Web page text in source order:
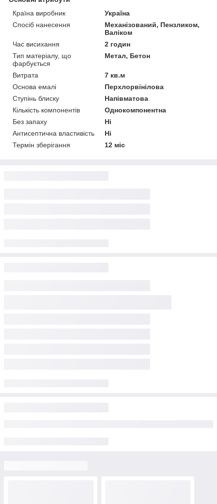
Країна виробник
Україна
Спосіб нанесення
Механізований, Пензликом,
Валіком
Час висихання
2 годин
Тип матеріалу, що
фарбується
Метал, Бетон
Витрата
7 кв.м
Основа емалі
Перхлорвінілова
Ступінь блиску
Напівматова
Кількість компонентів
Однокомпонентна
Без запаху
Ні
Антисептична властивість
Ні
Термін зберігання
12 міс